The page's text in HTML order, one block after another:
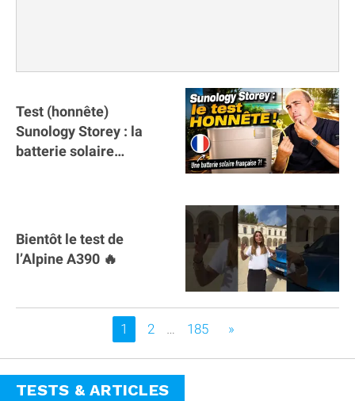
Test (honnête)
Sunology Storey : la
batterie solaire
Bientôt le test de
l’Alpine A390 🔥
Vous êtes sur la page
1 2 … 185 »
TESTS & ARTICLES